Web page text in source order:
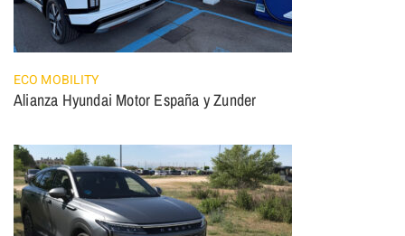
ECO MOBILITY
Alianza Hyundai Motor España y Zunder